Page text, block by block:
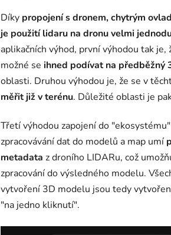
Díky propojení s dronem, chytrým
je použití lidaru na dronu velmi
aplikačních výhod, první výhodou tak je,
možné se ihned podívat na předběžný
oblasti. Druhou výhodou je, že se v
měřit již v terénu. Důležité oblasti je
Třetí výhodou zapojení do "ekosystému"
zpracovávání dat do modelů a map umí
metadata z droního LIDARu, což
zpracování do výsledného modelu.
vytvoření 3D modelu jsou tedy
"na jedno kliknutí".